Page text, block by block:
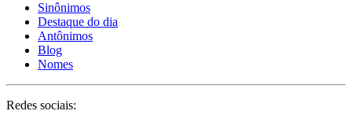
Sinônimos
Destaque do dia
Antônimos
Blog
Nomes
Redes sociais: